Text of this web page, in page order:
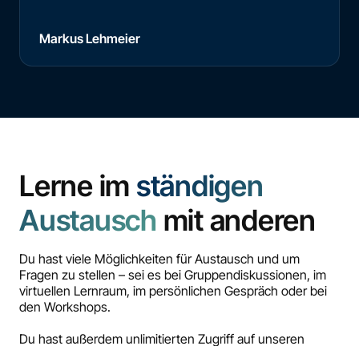
Markus Lehmeier
Lerne im ständigen
Austausch mit anderen
Du hast viele Möglichkeiten für Austausch und um
Fragen zu stellen – sei es bei Gruppendiskussionen, im
virtuellen Lernraum, im persönlichen Gespräch oder bei
den Workshops.
Du hast außerdem unlimitierten Zugriff auf unseren